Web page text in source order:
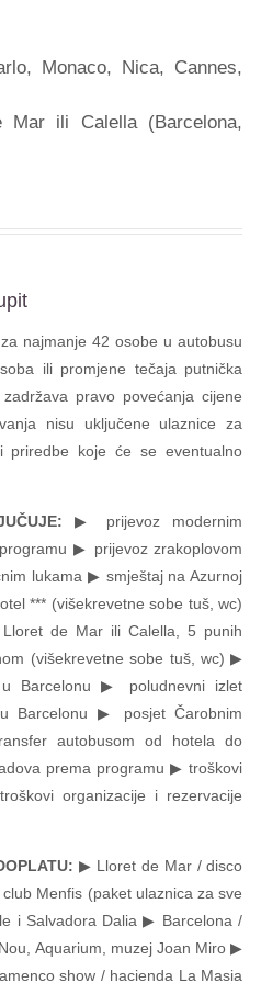
Monaco, Nica, Cannes,
ili Calella (Barcelona,
najmanje 42 osobe u autobusu
ili promjene tečaja putnička
pravo povećanja cijene
nisu uključene ulaznice za
koje će se eventualno
▶ prijevoz modernim
▶ prijevoz zrakoplovom
lukama ▶ smještaj na Azurnoj
*** (višekrevetne sobe tuš, wc)
de Mar ili Calella, 5 punih
(višekrevetne sobe tuš, wc) ▶
u Barcelonu ▶ poludnevni izlet
Barcelonu ▶ posjet Čarobnim
autobusom od hotela do
prema programu ▶ troškovi
organizacije i rezervacije
▶ Lloret de Mar / disco
Menfis (paket ulaznica za sve
i Salvadora Dalia ▶ Barcelona /
Aquarium, muzej Joan Miro ▶
show / hacienda La Masia